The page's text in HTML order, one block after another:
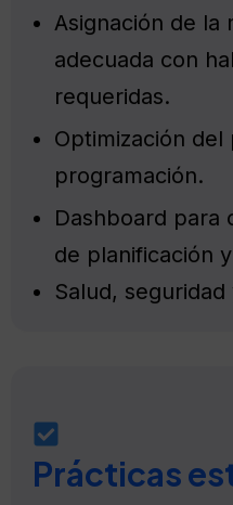
Asignación de la
adecuada con
requeridas.
Optimización del
programación.
Dashboard para
de planificación
Salud,
Prácticas